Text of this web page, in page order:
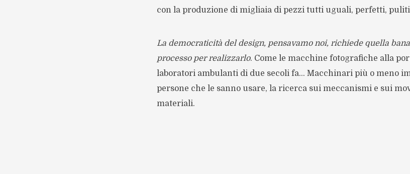
con la produzione di migliaia di pezzi tutti uguali, perfetti,
La democraticità del design, pensavamo noi, richiede quella
processo per realizzarlo. Come le macchine fotografiche alla
laboratori ambulanti di due secoli fa… Macchinari più o meno
persone che le sanno usare, la ricerca sui meccanismi e sui
materiali.